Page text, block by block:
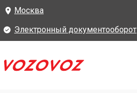
Москва
Электронный документооборот